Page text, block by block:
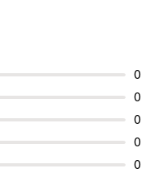
0
0
0
0
0